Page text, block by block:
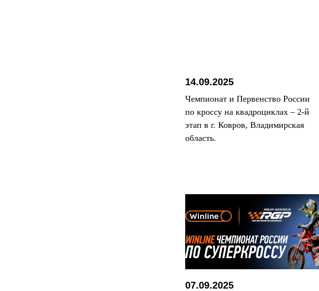
14.09.2025
Чемпионат и Первенство России
по кроссу на квадроциклах – 2-й
этап в г. Ковров, Владимирская
область.
07.09.2025